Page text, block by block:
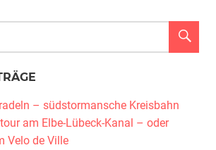
– südstormansche Kreisbahn
am Elbe-Lübeck-Kanal – oder
Velo de Ville